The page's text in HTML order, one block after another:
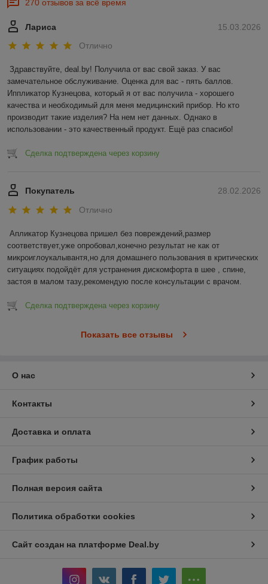
270 отзывов за всё время
15.03.2026
Лариса
Отлично
Здравствуйте, deal.by! Получила от вас свой заказ. У вас
замечательное обслуживание. Оценка для вас - пять баллов.
Иппликатор Кузнецова, который я от вас получила - хорошего
качества и необходимый для меня медицинский прибор. Но кто
производит такие изделия? На нем нет данных. Однако в
использовании - это качественный продукт. Ещё раз спасибо!
Сделка подтверждена через корзину
28.02.2026
Покупатель
Отлично
Апликатор Кузнецова пришел без повреждений,размер
соответствует,уже опробовал,конечно результат не как от
микроиглоукалывантя,но для домашнего пользования в критических
ситуациях подойдёт для устранения дискомфорта в шее , спине,
застоя в малом тазу,рекомендую после консультации с врачом.
Сделка подтверждена через корзину
Показать все отзывы
О нас
Контакты
Доставка и оплата
График работы
Полная версия сайта
Политика обработки cookies
Сайт создан на платформе Deal.by